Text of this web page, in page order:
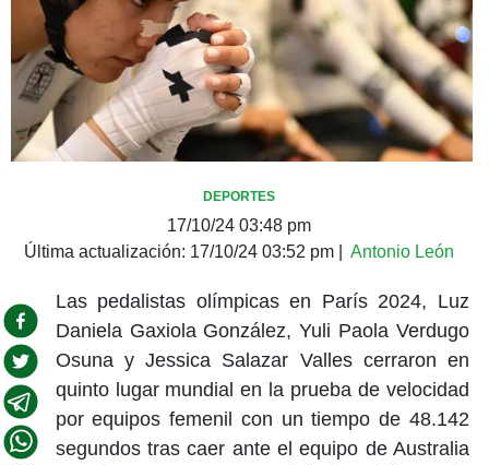
DEPORTES
17/10/24 03:48 pm
Última actualización: 17/10/24 03:52 pm Antonio León
Las pedalistas olímpicas en París 2024, Luz
Daniela Gaxiola González, Yuli Paola Verdugo
Osuna y Jessica Salazar Valles cerraron en
quinto lugar mundial en la prueba de velocidad
por equipos femenil con un tiempo de 48.142
segundos tras caer ante el equipo de Australia